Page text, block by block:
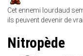
Cet ennemi lourdaud
ils peuvent devenir de
Nitropède